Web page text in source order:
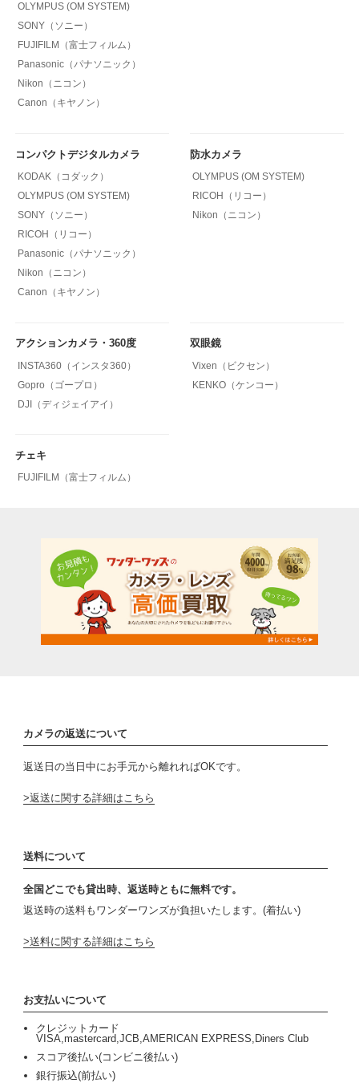
OLYMPUS (OM SYSTEM)
SONY（ソニー）
FUJIFILM（富士フィルム）
Panasonic（パナソニック）
Nikon（ニコン）
Canon（キヤノン）
コンパクトデジタルカメラ
KODAK（コダック）
OLYMPUS (OM SYSTEM)
SONY（ソニー）
RICOH（リコー）
Panasonic（パナソニック）
Nikon（ニコン）
Canon（キヤノン）
防水カメラ
OLYMPUS (OM SYSTEM)
RICOH（リコー）
Nikon（ニコン）
アクションカメラ・360度
INSTA360（インスタ360）
Gopro（ゴープロ）
DJI（ディジェイアイ）
双眼鏡
Vixen（ビクセン）
KENKO（ケンコー）
チェキ
FUJIFILM（富士フィルム）
カメラの返送について
返送日の当日中にお手元から離れればOKです。
返送に関する詳細はこちら
送料について
全国どこでも貸出時、返送時ともに無料です。
返送時の送料もワンダーワンズが負担いたします。(着払い)
送料に関する詳細はこちら
お支払いについて
クレジットカード
VISA,mastercard,JCB,AMERICAN EXPRESS,Diners Club
スコア後払い(コンビニ後払い)
銀行振込(前払い)